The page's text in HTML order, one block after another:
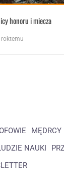
honoru i miecza
roktemu
MĘDRCY
NAUKI